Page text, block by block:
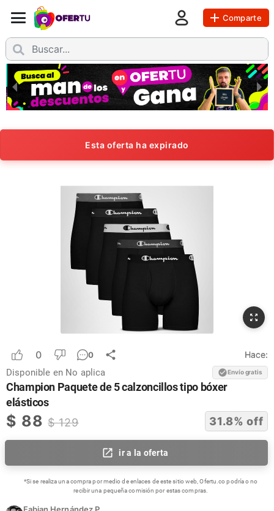
Comparte
Esta oferta ha expirado
0 0 Hace:
Disponible en No aplica Envío gratis
Champion Paquete de 5 calzoncillos tipo bóxer
elásticos
$ 88 $129 31.8% off
ir a la oferta
*Si se realiza una compra por medio de enlaces de este sitio web, Ofertu.co podría o no
recibir una pequeña comisión por estas compras.